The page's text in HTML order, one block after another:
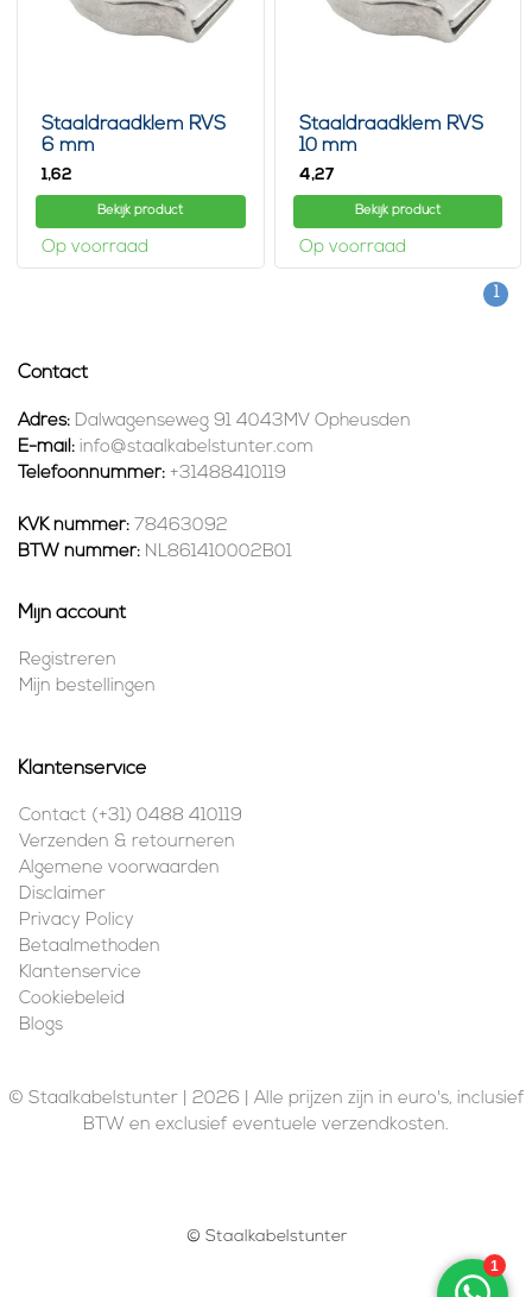
Staaldraadklem RVS
6 mm
1,62
Bekijk product
Op voorraad
Staaldraadklem RVS
10 mm
4,27
Bekijk product
Op voorraad
1
Contact
Adres: Dalwagenseweg 91 4043MV Opheusden
E-mail: info@staalkabelstunter.com
Telefoonnummer: +31488410119
KVK nummer: 78463092
BTW nummer: NL861410002B01
Mijn account
Registreren
Mijn bestellingen
Klantenservice
Contact (+31) 0488 410119
Verzenden & retourneren
Algemene voorwaarden
Disclaimer
Privacy Policy
Betaalmethoden
Klantenservice
Cookiebeleid
Blogs
© Staalkabelstunter | 2026 | Alle prijzen zijn in euro's, inclusief
BTW en exclusief eventuele verzendkosten.
© Staalkabelstunter